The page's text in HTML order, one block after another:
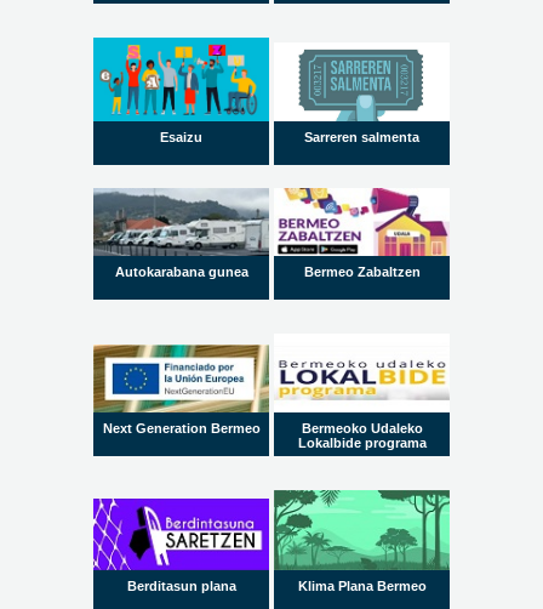
Esaizu Sarreren salmenta
Autokarabana gunea Bermeo Zabaltzen
Next Generation Bermeo
Bermeoko Udaleko
Lokalbide programa
Berditasun plana Klima Plana Bermeo